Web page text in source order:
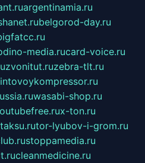
argentinamia.ru
belgorod-day.ru
media.rucard-voice.ru
zvonitut.ruzebra-tlt.ru
wasabi-shop.ru
x-ton.ru
taksu.rutor-lyubov-i-grom.ru
stoppamedia.ru
cleanmedicine.ru